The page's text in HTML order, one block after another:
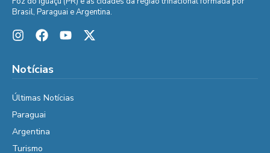
Brasil, Paraguai e Argentina.
Notícias
Últimas Notícias
Paraguai
Argentina
Turismo